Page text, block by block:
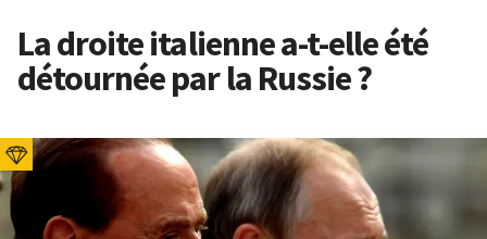
La droite italienne a-t-elle été
détournée par la Russie ?